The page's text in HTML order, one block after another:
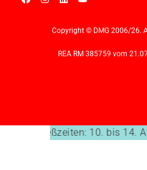
Copyright © DMG 2006/26.
REA RM 385759 vom
Schließzeiten: 10. bis 14.